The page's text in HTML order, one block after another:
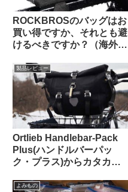
ROCKBROSのバッグはお
買い得ですか、それとも避
けるべきですか？（海外掲
製品レビュー
Ortlieb Handlebar-Pack
Plus(ハンドルバーパッ
ク・プラス)からカタカタ
はこれだった【豆感想】
よみもの